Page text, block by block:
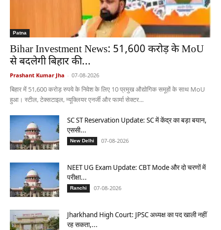
Patna
Bihar Investment News: 51,600 करोड़ के MoU
से बदलेगी बिहार की...
Prashant Kumar Jha - 07-08-2026
बिहार में 51,600 करोड़ रुपये के निवेश के लिए 10 प्रमुख औद्योगिक समूहों के साथ MoU
हुआ। स्टील, टेक्सटाइल, न्यूक्लियर एनर्जी और फार्मा सेक्टर...
SC ST Reservation Update: SC में केंद्र का बड़ा बयान,
एससी...
New Delhi 07-08-2026
NEET UG Exam Update: CBT Mode और दो चरणों में
परीक्षा...
Ranchi 07-08-2026
Jharkhand High Court: JPSC अध्यक्ष का पद खाली नहीं
रह सकता,...